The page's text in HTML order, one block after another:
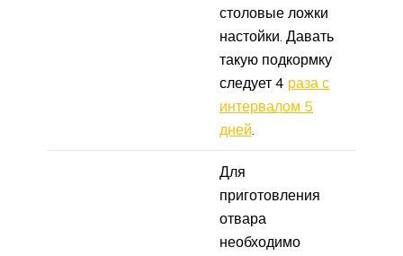
столовые ложки
настойки. Давать
такую подкормку
следует 4 раза с
интервалом 5
дней.
Для
приготовления
отвара
необходимо